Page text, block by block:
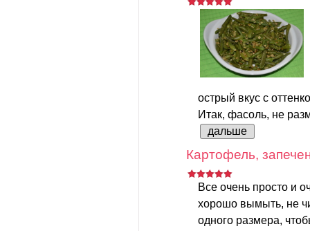
острый вкус с
Итак, фасоль, не
дальше
Картофель,
Все очень просто и
хорошо вымыть, не
одного размера,